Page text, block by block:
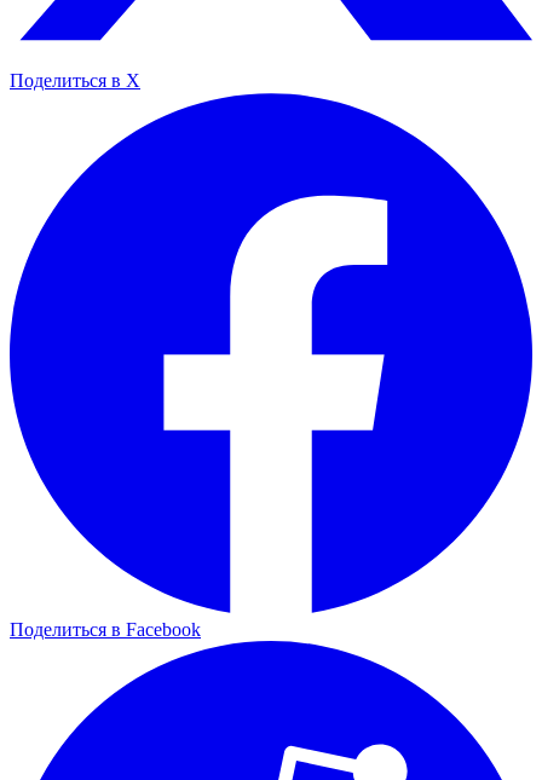
Поделиться в X
Поделиться в Facebook